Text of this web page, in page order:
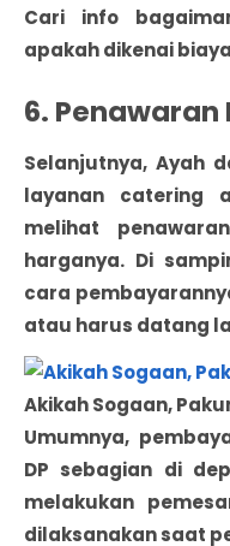
Cari info
apakah dikenai
6. Penawaran
Selanjutnya, Ayah
layanan catering
melihat
harganya. Di
cara
atau harus datang
Akikah Sogaan,
Umumnya,
DP sebagian di
melakukan
dilaksanakan saat